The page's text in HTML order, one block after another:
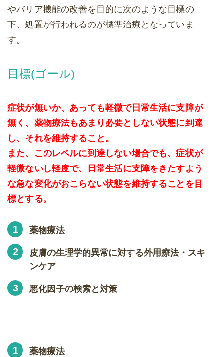
やバリア機能の改善を目的に次のような目標の
下、処置が行われるのが標準治療となっていま
す。
目標(ゴール)
症状が無いか、あっても軽微で日常生活に支障が
無く、薬物療法もあまり必要としない状態に到達
し、それを維持すること。
また、このレベルに到達しない場合でも、症状が
軽微ないし軽度で、日常生活に支障をきたすよう
な急な変化がおこらない状態を維持することを目
標とする。
薬物療法
皮膚の生理学的異常に対する外用療法・スキ
ンケア
悪化因子の検索と対策
薬物療法